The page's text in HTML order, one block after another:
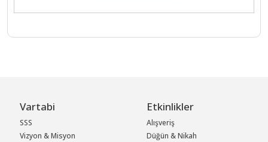
Vartabi
SSS
Vizyon & Misyon
Etkinlikler
Alışveriş
Düğün & Nikah